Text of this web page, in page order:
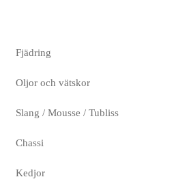
Fjädring
Oljor och vätskor
Slang / Mousse / Tubliss
Chassi
Kedjor